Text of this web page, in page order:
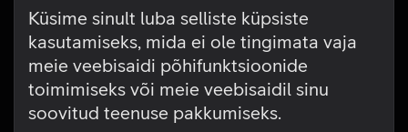
Küsime sinult luba selliste küpsiste
kasutamiseks, mida ei ole tingimata vaja
meie veebisaidi põhifunktsioonide
toimimiseks või meie veebisaidil sinu
soovitud teenuse pakkumiseks.
Tehniline viga